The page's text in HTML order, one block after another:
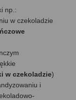
np.:
w czekoladzie
w czekoladzie)
i